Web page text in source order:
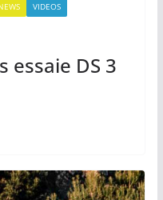
VIDEOS
essaie DS 3